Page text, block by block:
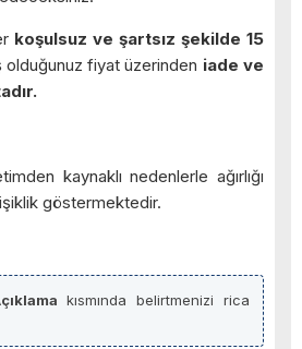
koşulsuz ve şartsız şekilde 15
olduğunuz fiyat üzerinden iade ve
kaynaklı nedenlerle ağırlığı
göstermektedir.
kısmında belirtmenizi rica